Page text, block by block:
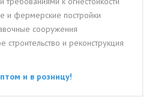
и фермерские постройки
сооружения
и реконструкция
и в розницу!